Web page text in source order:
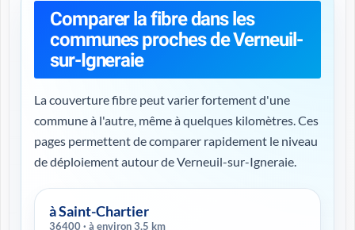
Comparer la fibre dans les
communes proches de Verneuil-
sur-Igneraie
La couverture fibre peut varier fortement d'une
commune à l'autre, même à quelques kilomètres. Ces
pages permettent de comparer rapidement le niveau
de déploiement autour de Verneuil-sur-Igneraie.
à Saint-Chartier
36400 · à environ 3,5 km